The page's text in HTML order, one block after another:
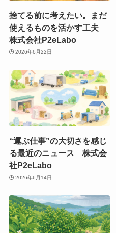
捨てる前に考えたい。まだ
使えるものを活かす工夫
株式会社P2eLabo
2026年6月22日
“運ぶ仕事”の大切さを感じ
る最近のニュース 株式会
社P2eLabo
2026年6月14日